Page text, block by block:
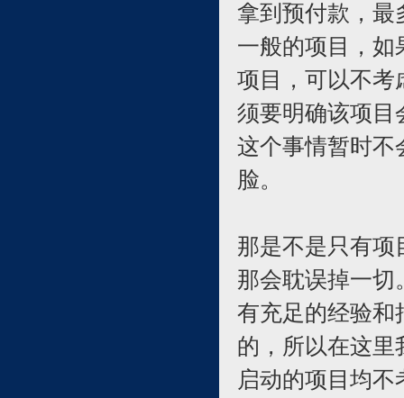
拿到预付款，最
一般的项目，如
项目，可以不考
须要明确该项目
这个事情暂时不
脸。
那是不是只有项
那会耽误掉一切
有充足的经验和
的，所以在这里
启动的项目均不